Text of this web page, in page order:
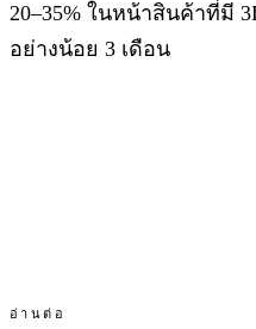
20–35% ในหน้าสินค้าที่มี
อย่างน้อย 3 เดือน
อ่านต่อ